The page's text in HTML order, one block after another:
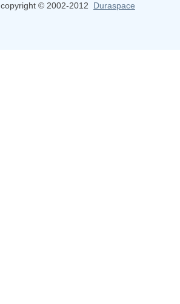
copyright © 2002-2012 Duraspace